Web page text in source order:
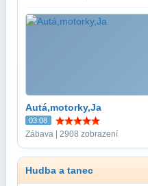
Autá,motorky,Ja
03:08
Zábava | 2908 zobrazení
Hudba a tanec